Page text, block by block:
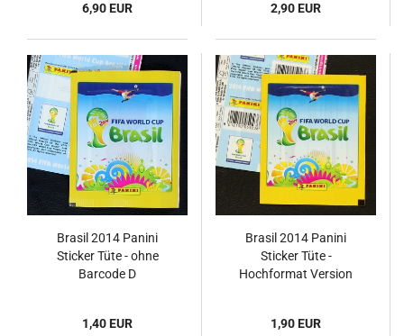
6,90 EUR 2,90 EUR
Brasil 2014 Panini
Sticker Tüte - ohne
Barcode D
1,40 EUR
Brasil 2014 Panini
Sticker Tüte -
Hochformat Version
1,90 EUR